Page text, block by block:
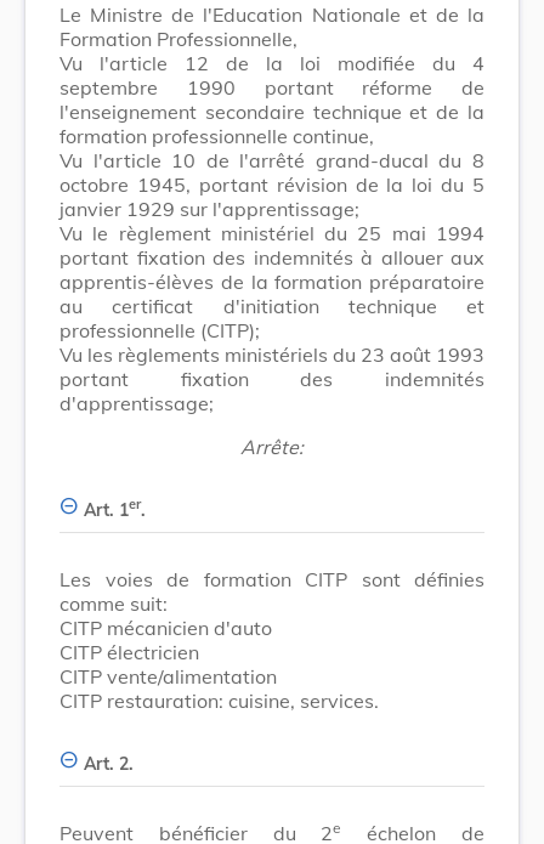
Le Ministre de l'Education Nationale et de la
Formation Professionnelle,
Vu l'article 12 de la loi modifiée du 4
septembre 1990 portant réforme de
l'enseignement secondaire technique et de la
formation professionnelle continue,
Vu l'article 10 de l'arrêté grand-ducal du 8
octobre 1945, portant révision de la loi du 5
janvier 1929 sur l'apprentissage;
Vu le règlement ministériel du 25 mai 1994
portant fixation des indemnités à allouer aux
apprentis-élèves de la formation préparatoire
au certificat d'initiation technique et
professionnelle (CITP);
Vu les règlements ministériels du 23 août 1993
portant fixation des indemnités
d'apprentissage;
Arrête:
Art. 1er.
Les voies de formation CITP sont définies
comme suit:
CITP mécanicien d'auto
CITP électricien
CITP vente/alimentation
CITP restauration: cuisine, services.
Art. 2.
Peuvent bénéficier du 2e
échelon de